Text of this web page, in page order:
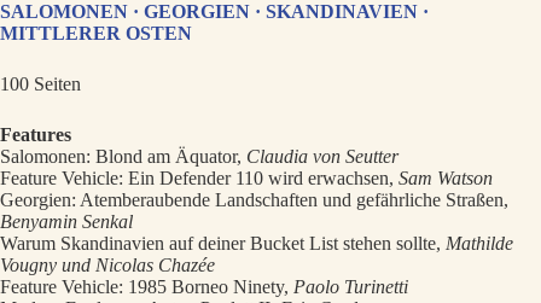
SALOMONEN · GEORGIEN · SKANDINAVIEN ·
MITTLERER OSTEN
100 Seiten
Features
Salomonen: Blond am Äquator, Claudia von Seutter
Feature Vehicle: Ein Defender 110 wird erwachsen, Sam Watson
Georgien: Atemberaubende Landschaften und gefährliche Straßen,
Benyamin Senkal
Warum Skandinavien auf deiner Bucket List stehen sollte, Mathilde
Vougny und Nicolas Chazée
Feature Vehicle: 1985 Borneo Ninety, Paolo Turinetti